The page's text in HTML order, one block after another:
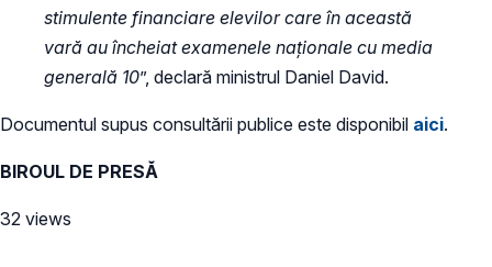
stimulente financiare elevilor care în această
vară au încheiat examenele naționale cu media
generală 10”, declară ministrul Daniel David.
Documentul supus consultării publice este disponibil aici.
BIROUL DE PRESĂ
32 views